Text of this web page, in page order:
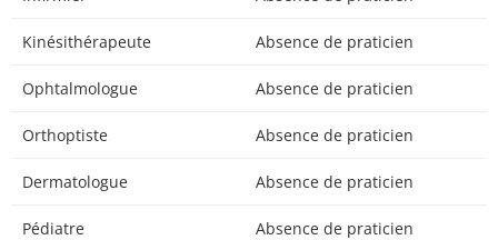
Kinésithérapeute Absence de praticien
Ophtalmologue Absence de praticien
Orthoptiste Absence de praticien
Dermatologue Absence de praticien
Pédiatre Absence de praticien